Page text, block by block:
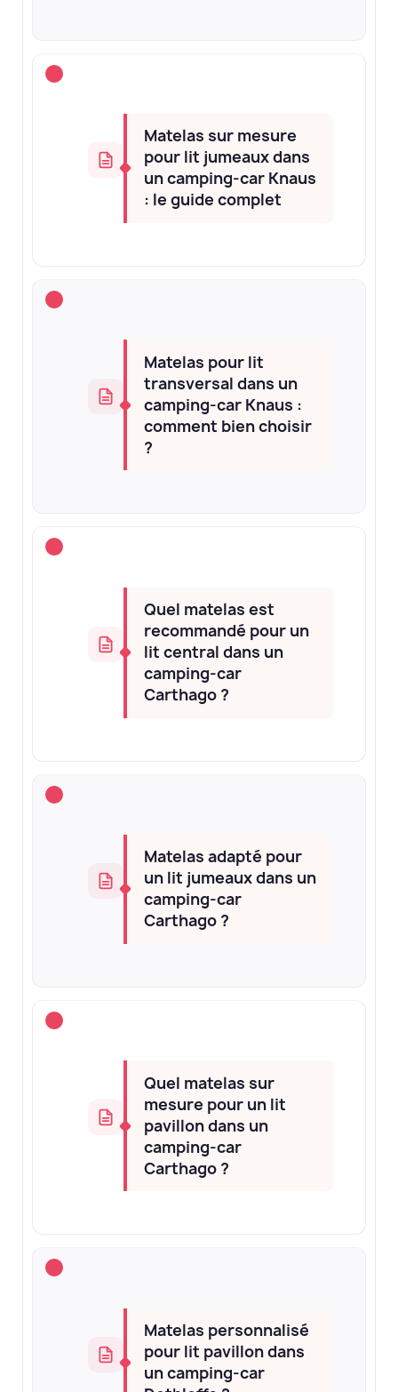
Matelas sur mesure
pour lit jumeaux dans
un camping-car Knaus
: le guide complet
Matelas pour lit
transversal dans un
camping-car Knaus :
comment bien choisir
?
Quel matelas est
recommandé pour un
lit central dans un
camping-car
Carthago ?
Matelas adapté pour
un lit jumeaux dans un
camping-car
Carthago ?
Quel matelas sur
mesure pour un lit
pavillon dans un
camping-car
Carthago ?
Matelas personnalisé
pour lit pavillon dans
un camping-car